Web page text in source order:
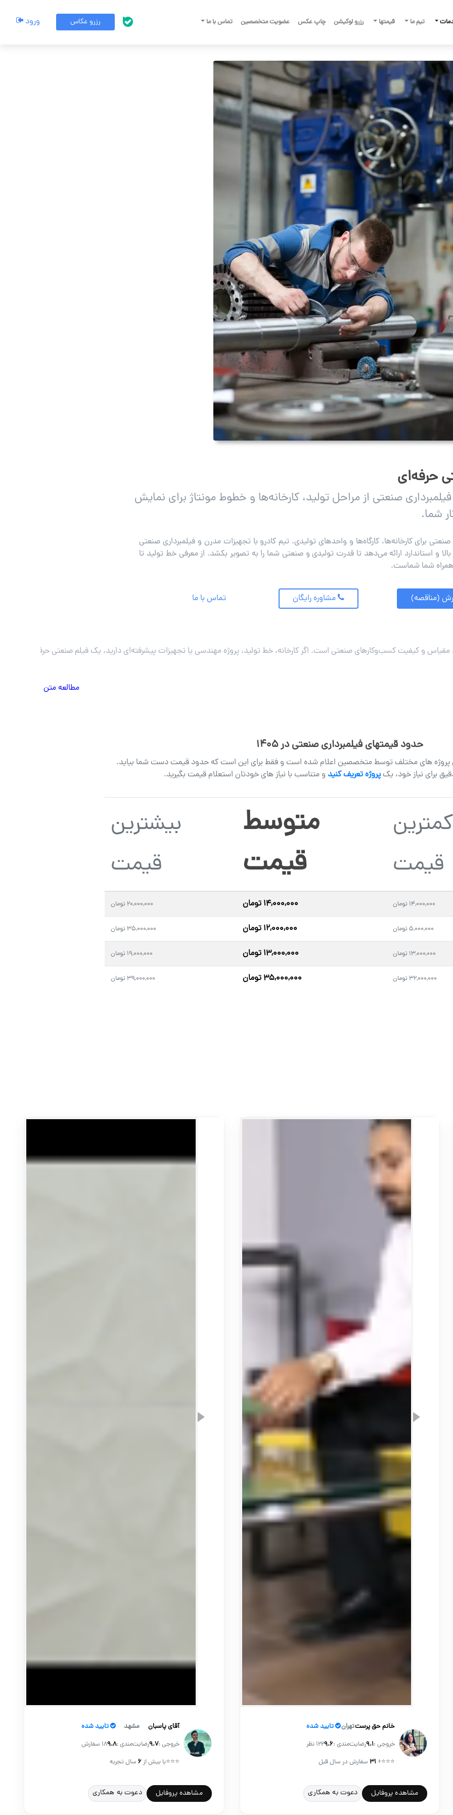
تیم ما قیمتها رزرو لوکیشن چاپ عکس عضویت متخصصین تماس با ما پشتیبانی بله رزرو عکاس ورود
حرفه‌ای
صنعتی از مراحل تولید، کارخانه‌ها و خطوط مونتاژ برای نمایش
شما.
برای کارخانه‌ها، کارگاه‌ها و واحدهای تولیدی. تیم کادرو با تجهیزات مدرن و فیلمبرداری صنعتی
و استاندارد ارائه می‌دهد تا قدرت تولیدی و صنعتی شما را به تصویر بکشد. از معرفی خط تولید تا
همراه شما شماست.
(مناقصه) مشاوره رایگان تماس با ما
و کیفیت کسب‌وکارهای صنعتی است. اگر کارخانه، خط تولید، پروژه مهندسی یا تجهیزات پیشرفته‌ای دارید، یک فیلم صنعتی حرفه‌ای
و ایجاد اعتبار ایفا می‌کند. مخاطبان شما پیش از هر مذاکره یا همکاری، به دنبال این هستند که عملکرد واقعی کسب‌وکارتان را ببینند. ساخت
مهندسی
سینمایی
گسترده
نهایی دقیقا مطابق اهداف تجاری و هویت برندتان باشد.
زمان فیلم‌برداری و پیچیدگی پروژه متفاوت است. ما متعهدیم بهترین کیفیت را با قیمت رقابتی ارائه دهیم. برای دریافت مشاوره و برآورد
ما در فیلمبرداری صنعتی را ببینید. تجربه ما در پروژه‌های صنعتی مختلف، تضمین می‌کند که خروجی نهایی حرفه‌ای، تاثیرگذار و مطابق با
مطالعه متن
حدود قیمتهای فیلمبرداری صنعتی در 1405
پروژه های مختلف توسط متخصصین اعلام شده است و فقط برای این است که حدود قیمت دست شما بیاید.
برای نیاز خود، یکپروژه تعریف کنید و متناسب با نیاز های خودتان استعلام قیمت بگیرید.
کمترین
قیمت
متوسط
قیمت
بیشترین
قیمت
۱۴,۰۰۰,۰۰۰ تومان ۱۴,۰۰۰,۰۰۰ تومان ۲۰,۰۰۰,۰۰۰ تومان
۵,۰۰۰,۰۰۰ تومان ۱۲,۰۰۰,۰۰۰ تومان ۳۵,۰۰۰,۰۰۰ تومان
۱۳,۰۰۰,۰۰۰ تومان ۱۳,۰۰۰,۰۰۰ تومان ۱۹,۰۰۰,۰۰۰ تومان
۳۲,۰۰۰,۰۰۰ تومان ۳۵,۰۰۰,۰۰۰ تومان ۳۹,۰۰۰,۰۰۰ تومان
خانم حق پرستتهران
تایید شده
خروجی :۹.۱رضایت‌مندی :۹.۶122 نظر
⭐⭐⭐
+۳۱ سفارش در سال قبل
مشاهده پروفایل دعوت به همکاری
آقای پاسبان مشهد
تایید شده
خروجی :۹.۷رضایت‌مندی :۹.۸18 سفارش
⭐⭐⭐با بیش از۶ سال تجربه
مشاهده پروفایل دعوت به همکاری